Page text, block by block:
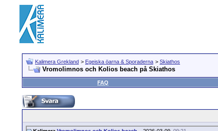
Kalimera Grekland > Egeiska öarna & Sporaderna > Skiathos
Vromolimnos och Kolios beach på Skiathos
FAQ